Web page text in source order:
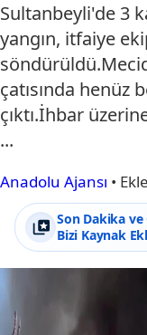
Sultanbeyli'de 3
yangın, itfaiye
çatısında henüz
çıktı.İhbar
...
Anadolu Ajansı •
Son Dakika
Bizi Kaynak